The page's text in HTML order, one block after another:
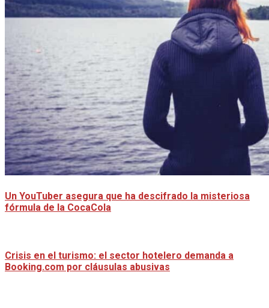
Un YouTuber asegura que ha descifrado la misteriosa
fórmula de la CocaCola
Crisis en el turismo: el sector hotelero demanda a
Booking.com por cláusulas abusivas